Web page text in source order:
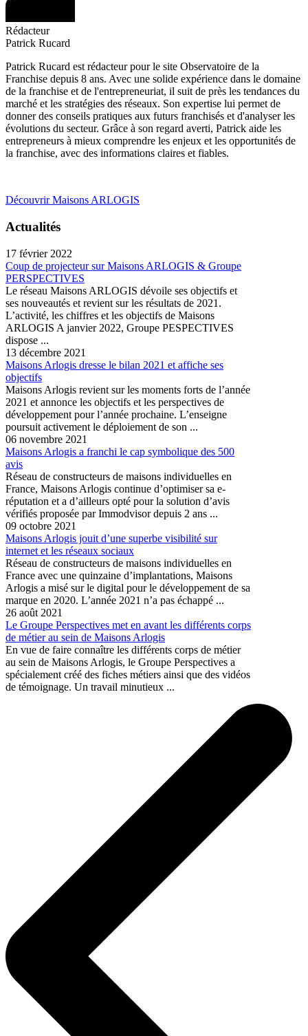
Rédacteur
Patrick Rucard
Patrick Rucard est rédacteur pour le site Observatoire de la
Franchise depuis 8 ans. Avec une solide expérience dans le domaine
de la franchise et de l'entrepreneuriat, il suit de près les tendances du
marché et les stratégies des réseaux. Son expertise lui permet de
donner des conseils pratiques aux futurs franchisés et d'analyser les
évolutions du secteur. Grâce à son regard averti, Patrick aide les
entrepreneurs à mieux comprendre les enjeux et les opportunités de
la franchise, avec des informations claires et fiables.
Découvrir Maisons ARLOGIS
Actualités
17 février 2022
Coup de projecteur sur Maisons ARLOGIS & Groupe
PERSPECTIVES
Le réseau Maisons ARLOGIS dévoile ses objectifs et
ses nouveautés et revient sur les résultats de 2021.
L’activité, les chiffres et les objectifs de Maisons
ARLOGIS A janvier 2022, Groupe PESPECTIVES
dispose ...
13 décembre 2021
Maisons Arlogis dresse le bilan 2021 et affiche ses
objectifs
Maisons Arlogis revient sur les moments forts de l’année
2021 et annonce les objectifs et les perspectives de
développement pour l’année prochaine. L’enseigne
poursuit activement le déploiement de son ...
06 novembre 2021
Maisons Arlogis a franchi le cap symbolique des 500
avis
Réseau de constructeurs de maisons individuelles en
France, Maisons Arlogis continue d’optimiser sa e-
réputation et a d’ailleurs opté pour la solution d’avis
vérifiés proposée par Immodvisor depuis 2 ans ...
09 octobre 2021
Maisons Arlogis jouit d’une superbe visibilité sur
internet et les réseaux sociaux
Réseau de constructeurs de maisons individuelles en
France avec une quinzaine d’implantations, Maisons
Arlogis a misé sur le digital pour le développement de sa
marque en 2020. L’année 2021 n’a pas échappé ...
26 août 2021
Le Groupe Perspectives met en avant les différents corps
de métier au sein de Maisons Arlogis
En vue de faire connaître les différents corps de métier
au sein de Maisons Arlogis, le Groupe Perspectives a
spécialement créé des fiches métiers ainsi que des vidéos
de témoignage. Un travail minutieux ...